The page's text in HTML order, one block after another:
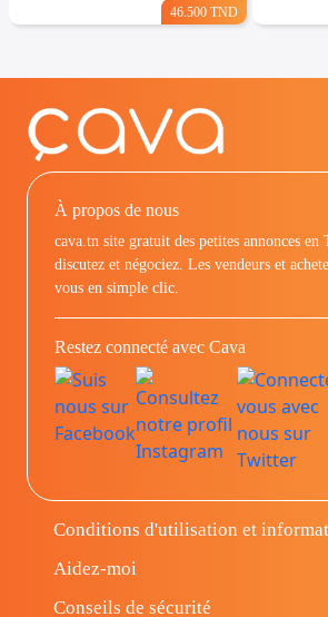
46.500 TND
À propos de nous
cava.tn site gratuit des petites annonces en
discutez et négociez. Les vendeurs et
vous en simple clic.
Restez connecté avec Cava
Conditions d'utilisation et
Aidez-moi
Conseils de sécurité